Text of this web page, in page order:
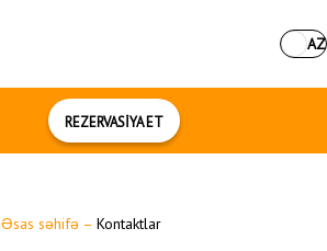
AZ
REZERVASİYA ET
Əsas səhifə – Kontaktlar